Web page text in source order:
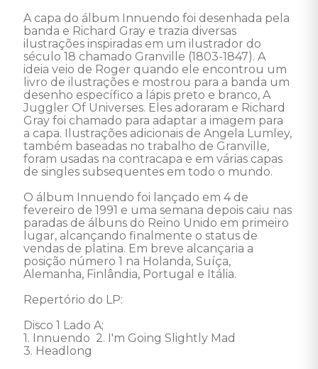
A capa do álbum Innuendo foi desenhada pela
banda e Richard Gray e trazia diversas
ilustrações inspiradas em um ilustrador do
século 18 chamado Granville (1803-1847). A
ideia veio de Roger quando ele encontrou um
livro de ilustrações e mostrou para a banda um
desenho específico a lápis preto e branco, A
Juggler Of Universes. Eles adoraram e Richard
Gray foi chamado para adaptar a imagem para
a capa. Ilustrações adicionais de Angela Lumley,
também baseadas no trabalho de Granville,
foram usadas na contracapa e em várias capas
de singles subsequentes em todo o mundo.
O álbum Innuendo foi lançado em 4 de
fevereiro de 1991 e uma semana depois caiu nas
paradas de álbuns do Reino Unido em primeiro
lugar, alcançando finalmente o status de
vendas de platina. Em breve alcançaria a
posição número 1 na Holanda, Suíça,
Alemanha, Finlândia, Portugal e Itália.
Repertório do LP:
Disco 1 Lado A;
1. Innuendo  2. I'm Going Slightly Mad
3. Headlong